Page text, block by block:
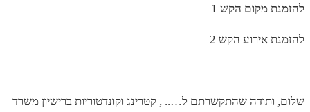
להזמנת מקום הקש 1
להזמנת אירוע הקש 2
שלום, ותודה שהתקשרתם ל….. , קטרינג וקונדטוריות ברישיון משרד